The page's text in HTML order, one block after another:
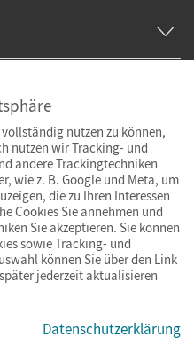
Cookies & Co.
nutzen zu können,
nutzen wir Tracking- und
andere Trackingtechniken
wie z. B. Google und Meta, um
die zu Ihren Interessen
Cookies Sie annehmen und
Sie akzeptieren. Sie können
sowie Tracking- und
können Sie über den Link
jederzeit aktualisieren
Datenschutzerklärung